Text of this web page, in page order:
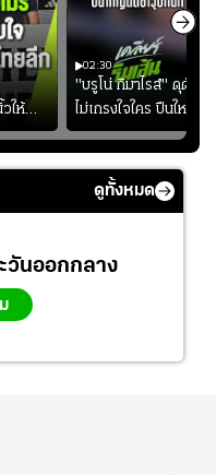
ปปี้
อนไทย
02:30
"บรูโน่ กิมาไรส์" ดุดัน
ไม่เกรงใจใคร ปืนใหญ่
เสิรมอาวุธหนัก
ดูทั้งหมด
วันออกกลาง